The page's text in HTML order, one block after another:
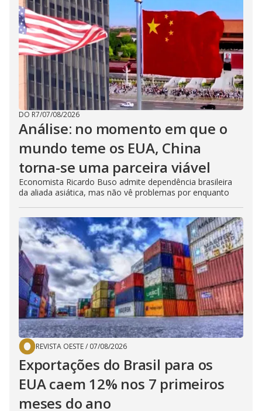
DO R7/07/08/2026
Análise: no momento em que o
mundo teme os EUA, China
torna-se uma parceira viável
Economista Ricardo Buso admite dependência brasileira
da aliada asiática, mas não vê problemas por enquanto
REVISTA OESTE/ 07/08/2026
Exportações do Brasil para os
EUA caem 12% nos 7 primeiros
meses do ano